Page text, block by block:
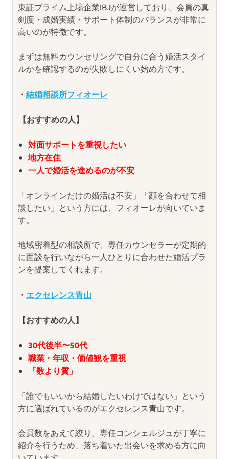
東証プライム上場企業IBJが運営しており、会員の真
剣度・成婚実績・サポート体制のバランスが非常に
高いのが特徴です。
まずは無料カウンセリングで自分に合う婚活スタイ
ルかを確認するのが失敗しにくい始め方です。
・ 結婚相談所フィオーレ
【おすすめの人】
対面サポートを重視したい
地方在住
一人で婚活を進めるのが不安
「オンラインだけの婚活は不安」「顔を合わせて相
談したい」という方には、フィオーレが向いていま
す。
地域密着型の相談所で、専任カウンセラーが定期的
に面談を行いながら一人ひとりに合わせた婚活プラ
ンを提案してくれます。
・ エクセレンス青山
【おすすめの人】
30代後半〜50代
職業・年収・価値観を重視
「数より質」
「誰でもいいから結婚したいわけではない」という
方に選ばれているのがエクセレンス青山です。
会員数をあえて絞り、専任コンシェルジュが丁寧に
紹介を行うため、落ち着いた出会いを求める方に向
いています。